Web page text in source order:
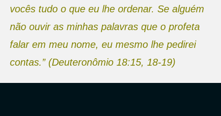
vocês tudo o que eu lhe ordenar. Se alguém
não ouvir as minhas palavras que o profeta
falar em meu nome, eu mesmo lhe pedirei
contas.” (Deuteronômio 18:15, 18-19)